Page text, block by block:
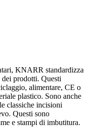
KNARR standardizza
prodotti. Questi
alimentare, CE o
plastico. Sono anche
classiche incisioni
Questi sono
e stampi di imbutitura.